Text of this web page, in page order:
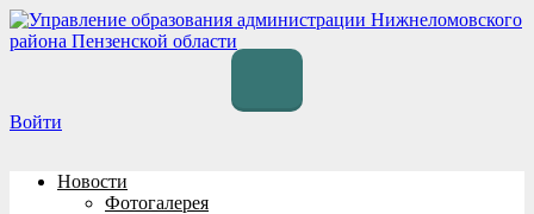
Перейти
к
Войти
Новости
Фотогалерея